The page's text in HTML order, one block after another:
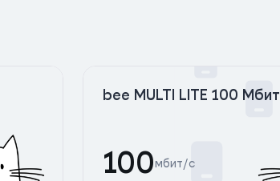
bee MULTI LITE 100 Мбит
100мбит/с